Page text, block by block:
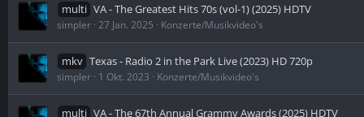
multi VA - The Greatest Hits 70s (vol-1) (2025) HDTV
simpler 27 Jan. 2025 Konzerte/Musikvideo's
mkv Texas - Radio 2 in the Park Live (2023) HD 720p
simpler 1 Okt. 2023 Konzerte/Musikvideo's
multi VA - The 67th Annual Grammy Awards (2025) HDTV